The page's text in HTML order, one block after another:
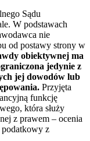
Sądu
W podstawach
nie
od postawy strony w
obiektywnej ma
jedynie z
jej dowodów lub
Przyjęta
funkcję
która służy
z prawem – ocenia
podatkowy z